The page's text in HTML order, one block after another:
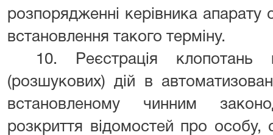
розпорядженні керівника апарату
встановлення такого терміну.
10. Реєстрація клопотань
(розшукових) дій в
встановленому чинним
розкриття відомостей про особу,